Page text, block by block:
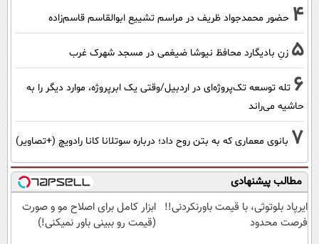
4 حضور محمدجواد ظریف در مراسم تشییع ابوالقاسم قاسم‌زاده
5 زنِ بادیگارد محافظ نیوشا ضیغمی در مسجد شهرک غرب
6 تله توسعه تک‌پروژه‌ای در اردبیل/وقتی یک ابرپروژه، موارد دیگر را به
حاشیه می‌راند
7 بانوی معماری که به بتن روح داد؛ درباره سوتلانا کانا رادویچ (+تصاویر)
مطالب پیشنهادی
ایرپاد بلوتوثی، با قیمت باورنکردنی!!
فرصت محدود
ابزار کامل برای اصلاح مو و صورت
(قیمت رو ببینی باور نمیکنی!)